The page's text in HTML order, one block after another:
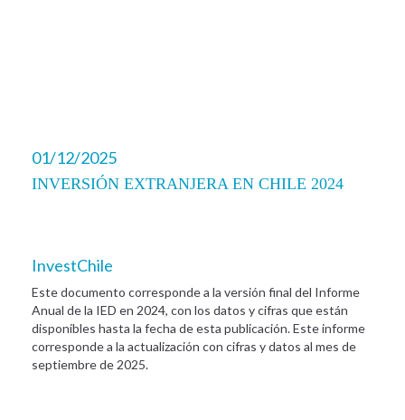
01/12/2025
INVERSIÓN EXTRANJERA EN CHILE 2024
InvestChile
Este documento corresponde a la versión final del Informe
Anual de la IED en 2024, con los datos y cifras que están
disponibles hasta la fecha de esta publicación. Este informe
corresponde a la actualización con cifras y datos al mes de
septiembre de 2025.